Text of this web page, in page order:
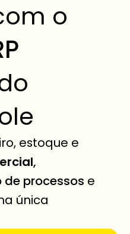
estoque e
,
processos
única